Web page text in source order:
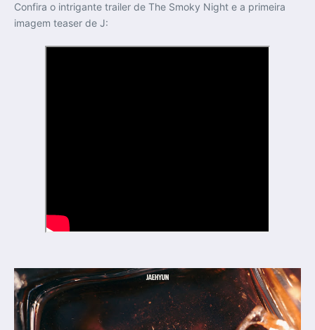
Confira o intrigante trailer de The Smoky Night e a primeira
imagem teaser de J: